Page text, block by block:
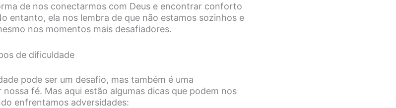
de nos conectarmos com Deus e encontrar conforto
entanto, ela nos lembra de que não estamos sozinhos e
nos momentos mais desafiadores.
de dificuldade
pode ser um desafio, mas também é uma
fé. Mas aqui estão algumas dicas que podem nos
enfrentamos adversidades: